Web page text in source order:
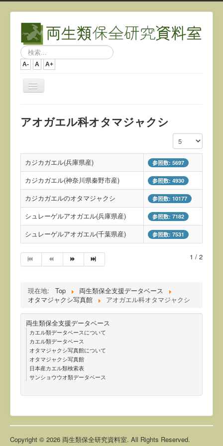
検
索...
A- A A+
ナ
ビ
シ
切
り
替
え
アオガエル科オタマジャクシ
表示数
カジカガエル(兵庫県産) 参照数: 5697
カジカガエル(神奈川県秦野市産) 参照数: 4930
カジカガエルのオタマジャクシ 参照数: 10177
シュレーゲルアオガエル(兵庫県産) 参照数: 7182
シュレーゲルアオガエル(千葉県産) 参照数: 7531
1 / 2
現在地: Top
両生類保全支援データベース
オタマジャクシ写真館
アオガエル科オタマジャクシ
両生類保全支援データベース
カエル類データベースについて
カエル類データベース
オタマジャクシ写真館について
オタマジャクシ写真館
日本産カエル類検索表
サンショウウオ類データベース
Copyright © 2026 両生類保全研究資料室. All Rights Reserved.